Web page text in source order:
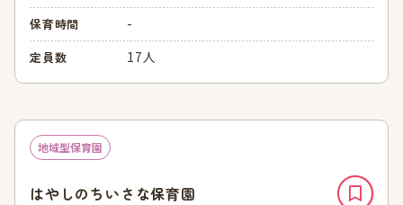
保育時間 -
定員数 17人
地域型保育園
はやしのちいさな保育園